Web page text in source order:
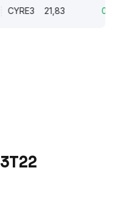
CYRE3 21,83 0,97%